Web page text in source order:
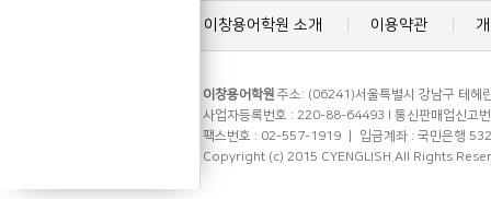
이창용어학원 소개 이용약관
이창용어학원 주소: (06241)서울특별시 강남구 테헤
사업자등록번호 : 220-88-64493 l 통신판매업신고
팩스번호 : 02-557-1919 ㅣ 입금계좌 : 국민은행
Copyright (c) 2015 CYENGLISH.All Rights